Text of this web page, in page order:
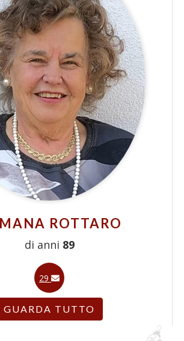
ROTTARO
di anni 89
29
GUARDA TUTTO